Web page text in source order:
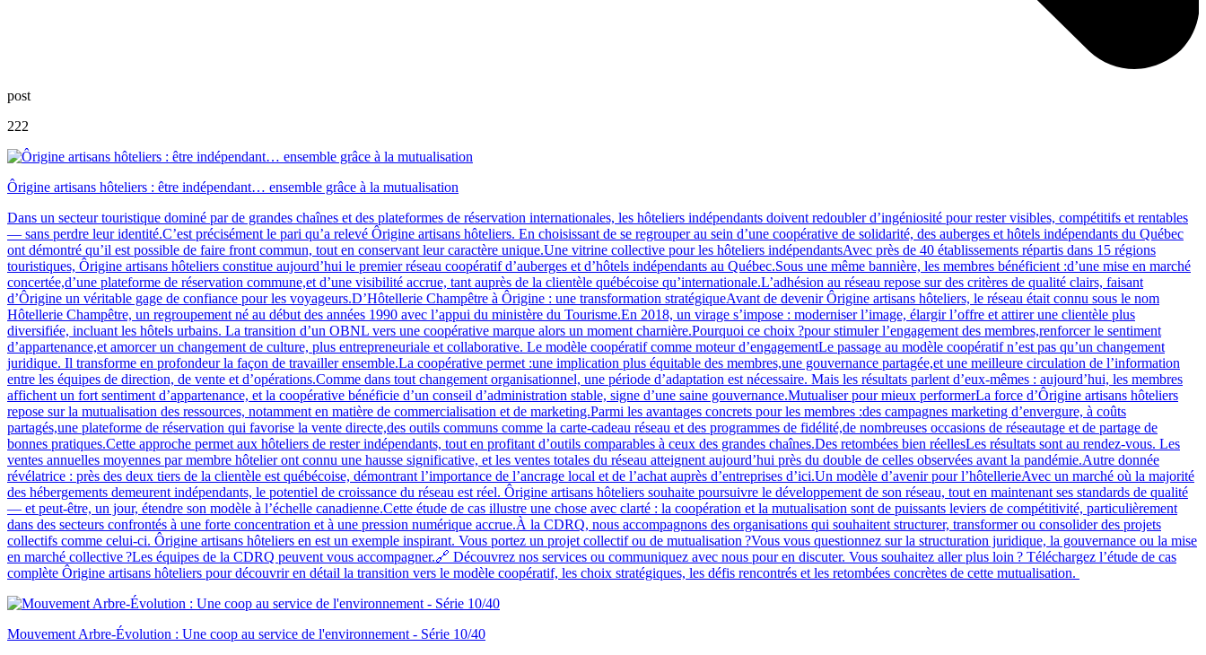
post
222
Ôrigine artisans hôteliers : être indépendant… ensemble grâce à la mutualisation
Dans un secteur touristique dominé par de grandes chaînes et des plateformes de réservation internationales, les hôteliers indépendants doivent redoubler d’ingéniosité pour rester visibles, compétitifs et rentables
— sans perdre leur identité.C’est précisément le pari qu’a relevé Ôrigine artisans hôteliers. En choisissant de se regrouper au sein d’une coopérative de solidarité, des auberges et hôtels indépendants du Québec
ont démontré qu’il est possible de faire front commun, tout en conservant leur caractère unique.Une vitrine collective pour les hôteliers indépendantsAvec près de 40 établissements répartis dans 15 régions
touristiques, Ôrigine artisans hôteliers constitue aujourd’hui le premier réseau coopératif d’auberges et d’hôtels indépendants au Québec.Sous une même bannière, les membres bénéficient :d’une mise en marché
concertée,d’une plateforme de réservation commune,et d’une visibilité accrue, tant auprès de la clientèle québécoise qu’internationale.L’adhésion au réseau repose sur des critères de qualité clairs, faisant
d’Ôrigine un véritable gage de confiance pour les voyageurs.D’Hôtellerie Champêtre à Ôrigine : une transformation stratégiqueAvant de devenir Ôrigine artisans hôteliers, le réseau était connu sous le nom
Hôtellerie Champêtre, un regroupement né au début des années 1990 avec l’appui du ministère du Tourisme.En 2018, un virage s’impose : moderniser l’image, élargir l’offre et attirer une clientèle plus
diversifiée, incluant les hôtels urbains. La transition d’un OBNL vers une coopérative marque alors un moment charnière.Pourquoi ce choix ?pour stimuler l’engagement des membres,renforcer le sentiment
d’appartenance,et amorcer un changement de culture, plus entrepreneuriale et collaborative. Le modèle coopératif comme moteur d’engagementLe passage au modèle coopératif n’est pas qu’un changement
juridique. Il transforme en profondeur la façon de travailler ensemble.La coopérative permet :une implication plus équitable des membres,une gouvernance partagée,et une meilleure circulation de l’information
entre les équipes de direction, de vente et d’opérations.Comme dans tout changement organisationnel, une période d’adaptation est nécessaire. Mais les résultats parlent d’eux-mêmes : aujourd’hui, les membres
affichent un fort sentiment d’appartenance, et la coopérative bénéficie d’un conseil d’administration stable, signe d’une saine gouvernance.Mutualiser pour mieux performerLa force d’Ôrigine artisans hôteliers
repose sur la mutualisation des ressources, notamment en matière de commercialisation et de marketing.Parmi les avantages concrets pour les membres :des campagnes marketing d’envergure, à coûts
partagés,une plateforme de réservation qui favorise la vente directe,des outils communs comme la carte-cadeau réseau et des programmes de fidélité,de nombreuses occasions de réseautage et de partage de
bonnes pratiques.Cette approche permet aux hôteliers de rester indépendants, tout en profitant d’outils comparables à ceux des grandes chaînes.Des retombées bien réellesLes résultats sont au rendez-vous. Les
ventes annuelles moyennes par membre hôtelier ont connu une hausse significative, et les ventes totales du réseau atteignent aujourd’hui près du double de celles observées avant la pandémie.Autre donnée
révélatrice : près des deux tiers de la clientèle est québécoise, démontrant l’importance de l’ancrage local et de l’achat auprès d’entreprises d’ici.Un modèle d’avenir pour l’hôtellerieAvec un marché où la majorité
des hébergements demeurent indépendants, le potentiel de croissance du réseau est réel. Ôrigine artisans hôteliers souhaite poursuivre le développement de son réseau, tout en maintenant ses standards de qualité
— et peut-être, un jour, étendre son modèle à l’échelle canadienne.Cette étude de cas illustre une chose avec clarté : la coopération et la mutualisation sont de puissants leviers de compétitivité, particulièrement
dans des secteurs confrontés à une forte concentration et à une pression numérique accrue.À la CDRQ, nous accompagnons des organisations qui souhaitent structurer, transformer ou consolider des projets
collectifs comme celui-ci. Ôrigine artisans hôteliers en est un exemple inspirant. Vous portez un projet collectif ou de mutualisation ?Vous vous questionnez sur la structuration juridique, la gouvernance ou la mise
en marché collective ?Les équipes de la CDRQ peuvent vous accompagner.🔗 Découvrez nos services ou communiquez avec nous pour en discuter. Vous souhaitez aller plus loin ? Téléchargez l’étude de cas
complète Ôrigine artisans hôteliers pour découvrir en détail la transition vers le modèle coopératif, les choix stratégiques, les défis rencontrés et les retombées concrètes de cette mutualisation.
Mouvement Arbre-Évolution : Une coop au service de l'environnement - Série 10/40